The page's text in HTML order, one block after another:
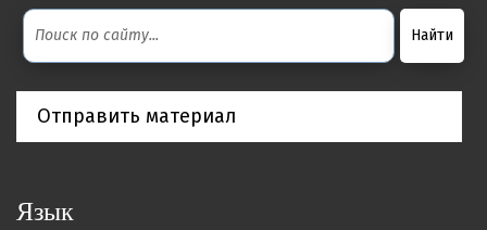
Отправить материал
Язык